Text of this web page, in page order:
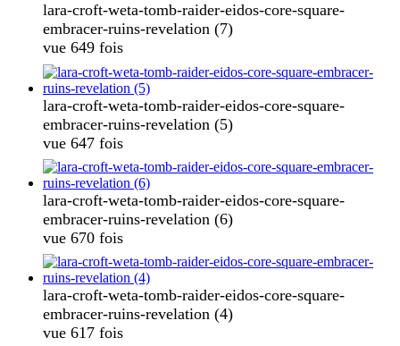
lara-croft-weta-tomb-raider-eidos-core-square-
embracer-ruins-revelation (7)
vue 649 fois
lara-croft-weta-tomb-raider-eidos-core-square-
embracer-ruins-revelation (5)
vue 647 fois
lara-croft-weta-tomb-raider-eidos-core-square-
embracer-ruins-revelation (6)
vue 670 fois
lara-croft-weta-tomb-raider-eidos-core-square-
embracer-ruins-revelation (4)
vue 617 fois